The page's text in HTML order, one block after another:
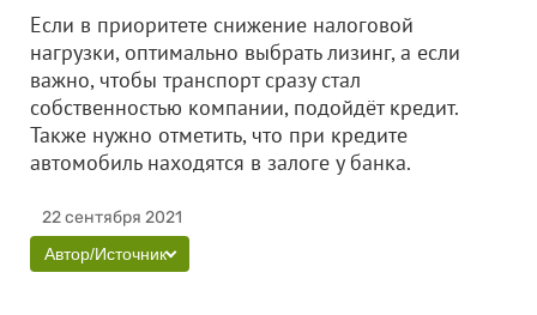
Если в приоритете снижение налоговой
нагрузки, оптимально выбрать лизинг, а если
важно, чтобы транспорт сразу стал
собственностью компании, подойдёт кредит.
Также нужно отметить, что при кредите
автомобиль находятся в залоге у банка.
22 сентября 2021
Автор/Источник